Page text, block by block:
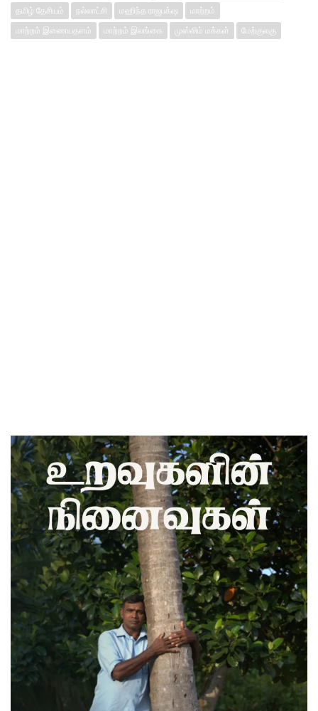
தமிழ் தேசியம்
நல்லாட்சி மஹிந்த ராஜபக்‌ஷ
மாற்றம்
மாற்றம் இணையதளம்
மாற்றம் இலங்கை முஸ்லிம் மக்கள் மேற்குலகு